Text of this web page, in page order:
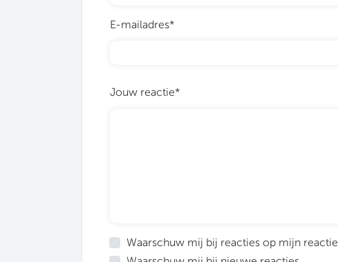
E-mailadres*
Jouw reactie*
Waarschuw mij bij reacties op mijn reactie